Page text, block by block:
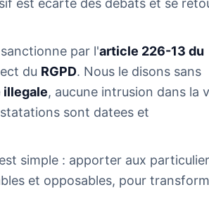
est ecarte des debats et se
sanctionne par l'article 226-13 du
du RGPD. Nous le disons sans
illegale, aucune intrusion dans la
sont datees et
simple : apporter aux
et opposables, pour